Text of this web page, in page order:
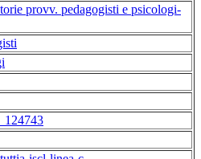
provv. pedagogisti e psicologi-